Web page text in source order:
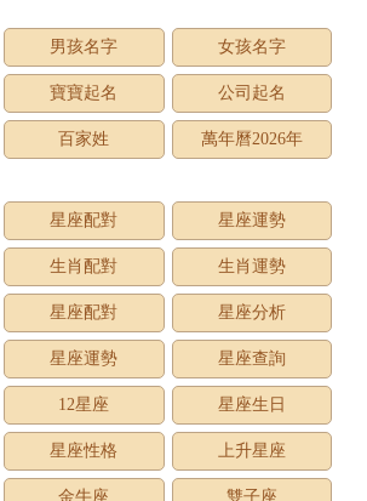
男孩名字 女孩名字
寶寶起名 公司起名
百家姓 萬年曆2026年
星座配對 星座運勢
生肖配對 生肖運勢
星座配對 星座分析
星座運勢 星座查詢
12星座 星座生日
星座性格 上升星座
金牛座 雙子座